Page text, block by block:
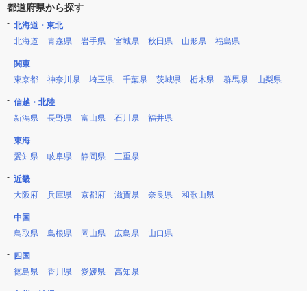
都道府県から探す
北海道・東北
北海道
青森県 岩手県 宮城県 秋田県 山形県 福島県
関東
東京都
神奈川県 埼玉県 千葉県 茨城県 栃木県 群馬県 山梨県
信越・北陸
新潟県
長野県 富山県 石川県 福井県
東海
愛知県
岐阜県 静岡県 三重県
近畿
大阪府
兵庫県 京都府 滋賀県 奈良県 和歌山県
中国
鳥取県
島根県 岡山県 広島県 山口県
四国
徳島県
香川県 愛媛県 高知県